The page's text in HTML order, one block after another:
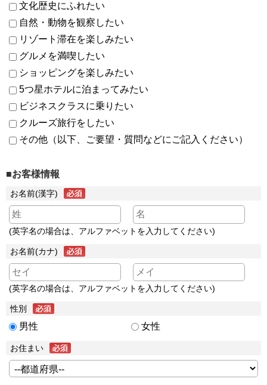
文化歴史にふれたい
自然・動物を観察したい
リゾート滞在を楽しみたい
グルメを満喫したい
ショッピングを楽しみたい
5つ星ホテルに泊まってみたい
ビジネスクラスに乗りたい
クルーズ旅行をしたい
その他（以下、ご要望・質問などにご記入ください）
■お客様情報
お名前(漢字)
(英字名の場合は、アルファベットを入力してください)
お名前(カナ)
(英字名の場合は、アルファベットを入力してください)
性別
男性 女性
お住まい